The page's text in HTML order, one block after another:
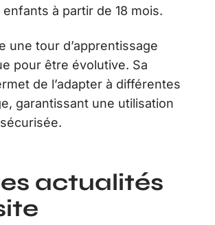
à partir de 18 mois.
une tour d’apprentissage
pour être évolutive. Sa
de l’adapter à différentes
garantissant une utilisation
actualités